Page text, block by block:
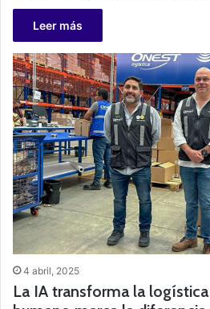
Leer más
4 abril, 2025
La IA transforma la